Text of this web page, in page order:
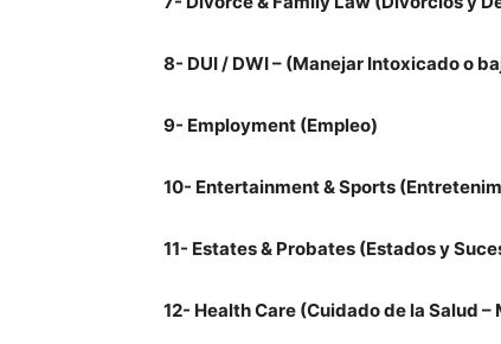
8- DUI / DWI – (Manejar Intoxicado o
9- Employment (Empleo)
10- Entertainment & Sports
11- Estates & Probates (Estados y
12- Health Care (Cuidado de la Salud –